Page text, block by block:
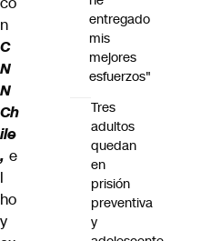
n
C
N
N
Ch
ile
, e
l
ho
y
entregado
mis
mejores
esfuerzos"
Tres
adultos
quedan
en
prisión
preventiva
y